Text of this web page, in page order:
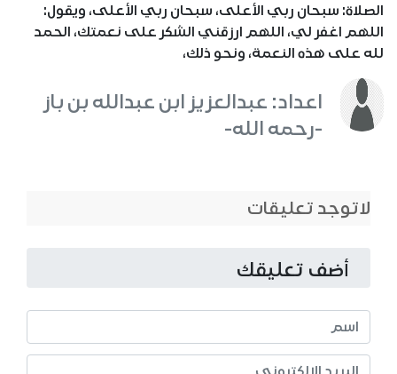
الصلاة: سبحان ربي الأعلى، سبحان ربي الأعلى، ويقول:
اللهم اغفر لي، اللهم ارزقني الشكر على نعمتك، الحمد
لله على هذه النعمة، ونحو ذلك،
اعداد: عبدالعزيز ابن عبدالله بن باز
-رحمه الله-
لاتوجد تعليقات
أضف تعليقك